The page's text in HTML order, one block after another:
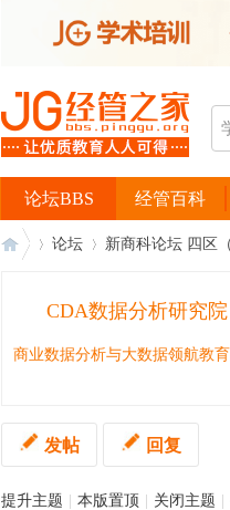
经管百科
论坛BBS
论坛 新商科论坛 四区
CDA数据分析研究院
商业数据分析与大数据领航教
发帖 回复
提升主题 本版置顶 关闭主题